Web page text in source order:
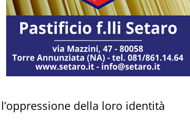
della loro identità